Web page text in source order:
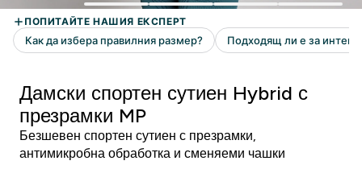
Дамски спортен сутиен Hybrid с
презрамки MP
Безшевен спортен сутиен с презрамки,
антимикробна обработка и сменяеми чашки